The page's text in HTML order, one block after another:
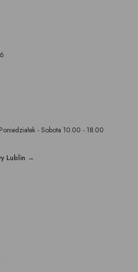
- Sobota 10.00 - 18.00
Lublin →